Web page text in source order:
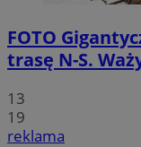
FOTO
trasę N-S.
13
19
reklama